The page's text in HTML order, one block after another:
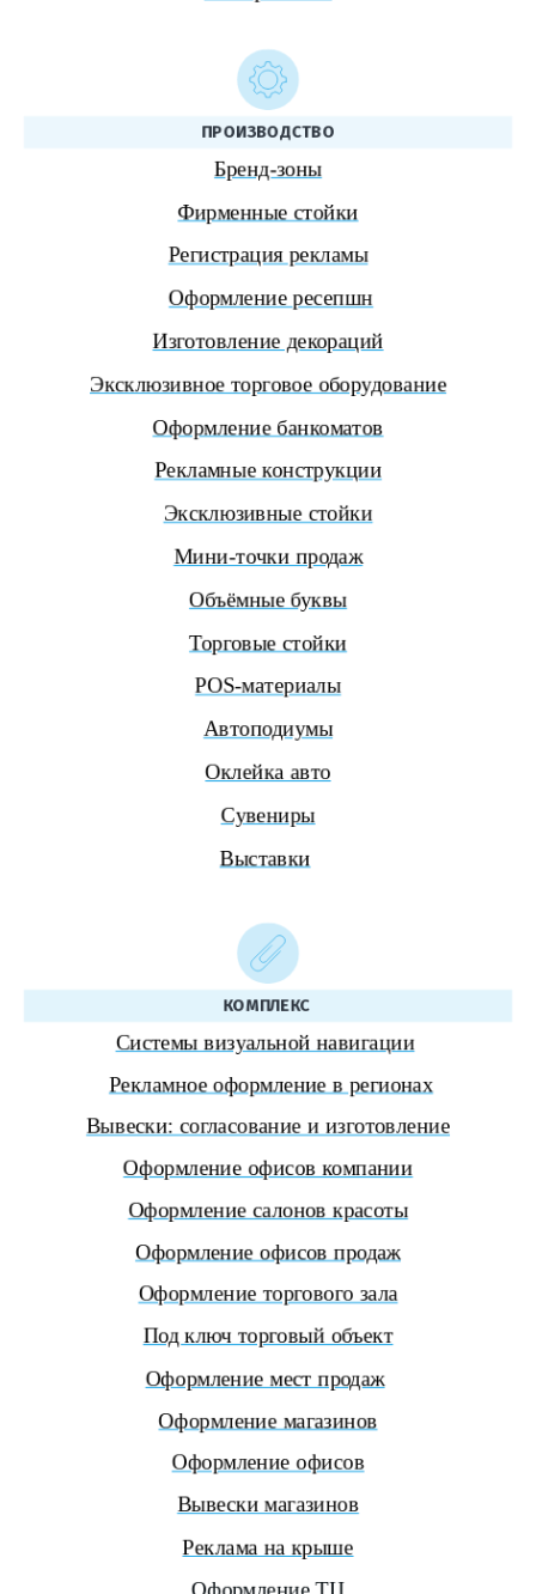
ПРОИЗВОДСТВО
Бренд-зоны
Фирменные стойки
Регистрация рекламы
Оформление ресепшн
Изготовление декораций
Эксклюзивное торговое оборудование
Оформление банкоматов
Рекламные конструкции
Эксклюзивные стойки
Мини-точки продаж
Объёмные буквы
Торговые стойки
POS-материалы
Автоподиумы
Оклейка авто
Сувениры
Выставки
КОМПЛЕКС
Системы визуальной навигации
Рекламное оформление в регионах
Вывески: согласование и изготовление
Оформление офисов компании
Оформление салонов красоты
Оформление офисов продаж
Оформление торгового зала
Под ключ торговый объект
Оформление мест продаж
Оформление магазинов
Оформление офисов
Вывески магазинов
Реклама на крыше